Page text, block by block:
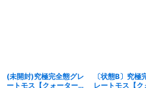
(未開封)究極完全態グレ
ートモス【クォーターセ
〔状態B〕究極
レートモス【ク